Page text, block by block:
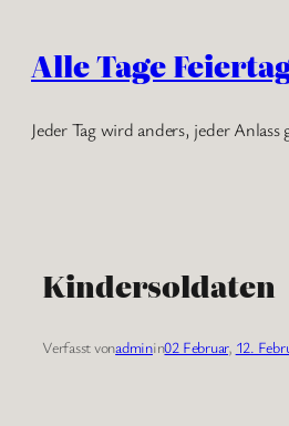
Inhalt
springen
Alle Tage
Jeder Tag wird anders, jeder Anlass
Kindersoldaten
Verfasst vonadminin02 Februar, 12.